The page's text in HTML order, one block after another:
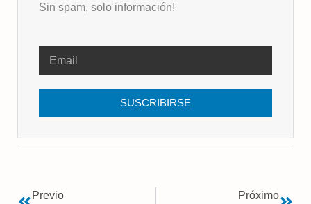
Sin spam, solo información!
SUSCRIBIRSE
Previo Próximo